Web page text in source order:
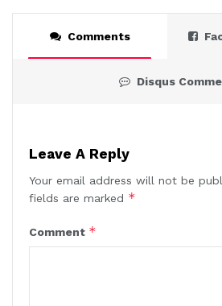
Comments
Disqus
Leave A Reply
Your email address will not be
fields are marked *
Comment *